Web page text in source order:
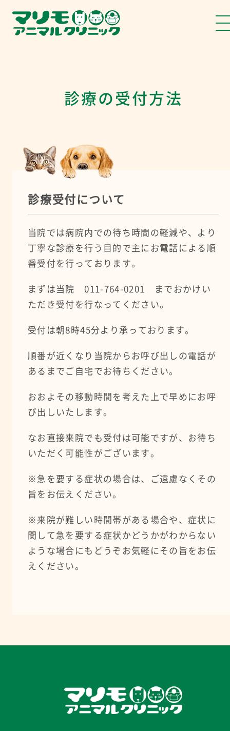
診療の受付方法
診療受付について
当院では病院内での待ち時間の軽減や、より
丁寧な診療を行う目的で主にお電話による順
番受付を行っております。
まずは当院 011-764-0201 までおかけい
ただき受付を行なってください。
受付は朝8時45分より承っております。
順番が近くなり当院からお呼び出しの電話が
あるまでご自宅でお待ちください。
おおよその移動時間を考えた上で早めにお呼
び出しいたします。
なお直接来院でも受付は可能ですが、お待ち
いただく可能性がございます。
※急を要する症状の場合は、ご遠慮なくその
旨をお伝えください。
※来院が難しい時間帯がある場合や、症状に
関して急を要する症状かどうかがわからない
ような場合にもどうぞお気軽にその旨をお伝
えください。